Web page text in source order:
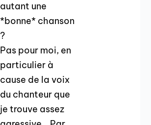
autant une
*bonne* chanson
?
Pas pour moi, en
particulier à
cause de la voix
du chanteur que
je trouve assez